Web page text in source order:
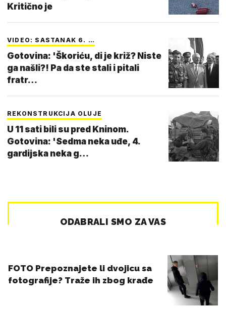
Kritično je
VIDEO: SASTANAK 6. …
Gotovina: 'Škoriću, di je križ? Niste
ga našli?! Pa da ste stali i pitali
fratr…
REKONSTRUKCIJA OLUJE
U 11 sati bili su pred Kninom.
Gotovina: 'Sedma neka uđe, 4.
gardijska neka g…